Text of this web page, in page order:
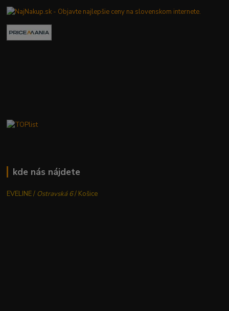
kde nás nájdete
EVELINE / Ostravská 6/ Košice